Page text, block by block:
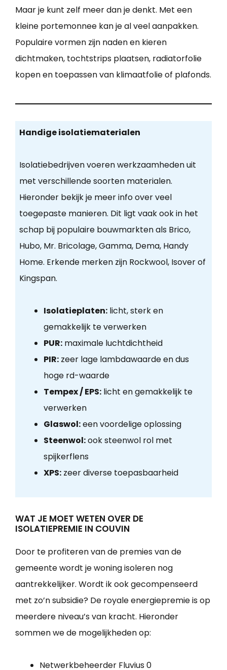
Maar je kunt zelf meer dan je denkt. Met een
kleine portemonnee kan je al veel aanpakken.
Populaire vormen zijn naden en kieren
dichtmaken, tochtstrips plaatsen, radiatorfolie
kopen en toepassen van klimaatfolie of plafonds.
Handige isolatiematerialen
Isolatiebedrijven voeren werkzaamheden uit
met verschillende soorten materialen.
Hieronder bekijk je meer info over veel
toegepaste manieren. Dit ligt vaak ook in het
schap bij populaire bouwmarkten als Brico,
Hubo, Mr. Bricolage, Gamma, Dema, Handy
Home. Erkende merken zijn Rockwool, Isover of
Kingspan.
Isolatieplaten:licht, sterk en
gemakkelijk te verwerken
PUR:maximale luchtdichtheid
PIR:zeer lage lambdawaarde en dus
hoge rd-waarde
Tempex / EPS:licht en gemakkelijk te
verwerken
Glaswol:een voordelige oplossing
Steenwol:ook steenwol rol met
spijkerflens
XPS:zeer diverse toepasbaarheid
WAT JE MOET WETEN OVER DE
ISOLATIEPREMIE IN COUVIN
Door te profiteren van de premies van de
gemeente wordt je woning isoleren nog
aantrekkelijker. Wordt ik ook gecompenseerd
met zo’n subsidie? De royale energiepremie is op
meerdere niveau’s van kracht. Hieronder
sommen we de mogelijkheden op:
Netwerkbeheerder Fluvius 0